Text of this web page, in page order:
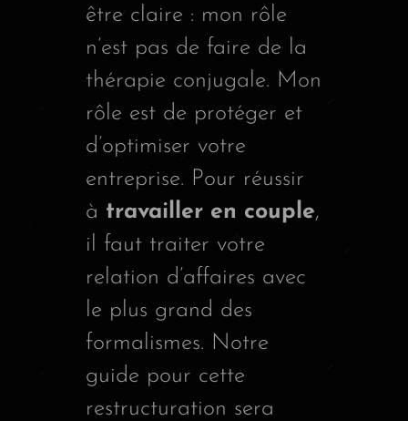
être claire : mon rôle
n’est pas de faire de la
thérapie conjugale. Mon
rôle est de protéger et
d’optimiser votre
entreprise. Pour réussir
à travailler en couple,
il faut traiter votre
relation d’affaires avec
le plus grand des
formalismes. Notre
guide pour cette
restructuration sera